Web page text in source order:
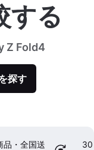
する
Z Fold4
探す
品・全国送
30